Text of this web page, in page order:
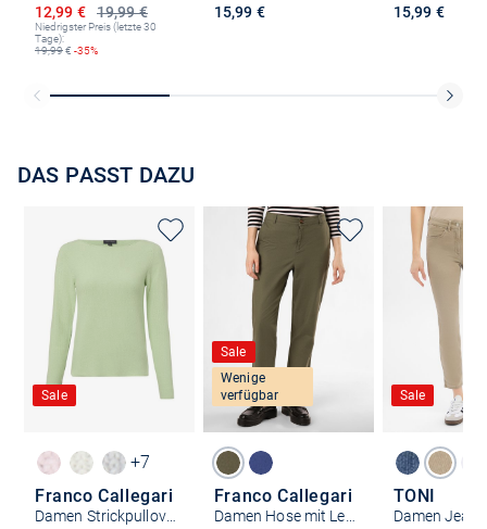
19,99 €
Ermäßigter Preis
12,99 €
Niedrigster Preis (letzte 30
Tage):
19,99€ -35%
15,99 €
15,99 €
DAS PASST DAZU
Sale
+7
Franco Callegari
Damen Strickpullover
Sale
Wenige
verfügbar
Franco Callegari
Sale
TONI